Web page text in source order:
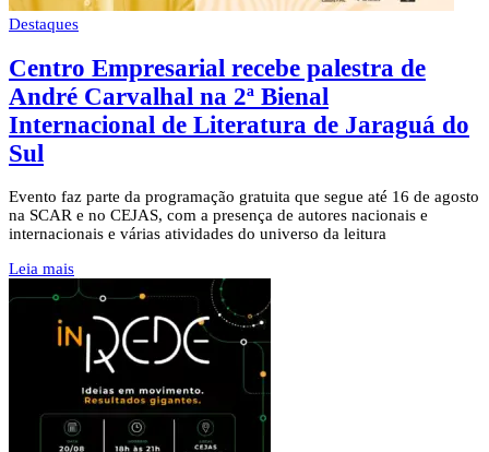
Destaques
Centro Empresarial recebe palestra de
André Carvalhal na 2ª Bienal
Internacional de Literatura de Jaraguá do
Sul
Evento faz parte da programação gratuita que segue até 16 de agosto
na SCAR e no CEJAS, com a presença de autores nacionais e
internacionais e várias atividades do universo da leitura
Leia mais